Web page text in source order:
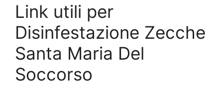
Link utili per
Disinfestazione Zecche
Santa Maria Del
Soccorso